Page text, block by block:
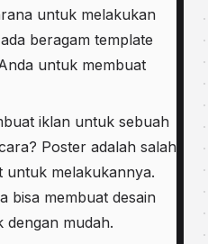
untuk melakukan
beragam template
untuk membuat
iklan untuk sebuah
Poster adalah salah
untuk melakukannya.
bisa membuat desain
dengan mudah.